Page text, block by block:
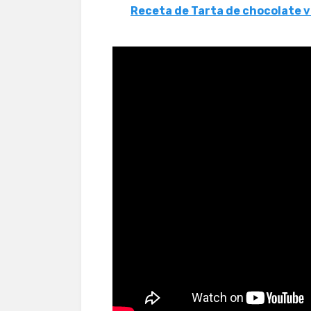
Receta de Tarta de chocolate
manzana no está